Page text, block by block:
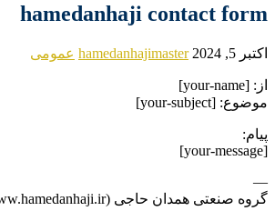
hamedanhaji contact form
اکتبر 5, 2024 hamedanhajimaster عمومی
از: [your-name]
موضوع: [your-subject]
پیام:
[your-message]
—
گروه صنعتی همدان حاجی (https://www.hamedanhaji.ir)